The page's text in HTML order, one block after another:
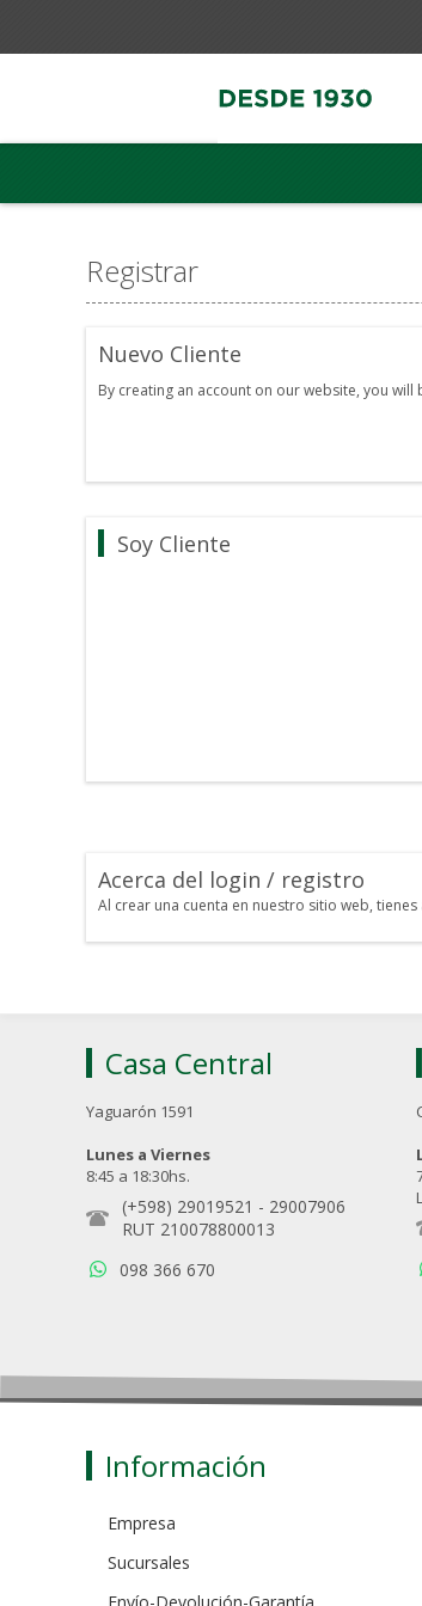
Registrar
Nuevo Cliente
By creating an account on our website, you
Soy Cliente
Acerca del login / registro
Al crear una cuenta en nuestro sitio web,
Casa Central
Yaguarón 1591
Lunes a Viernes
8:45 a 18:30hs.
(+598) 29019521 - 29007906
RUT 210078800013
098 366 670
Información
Empresa
Sucursales